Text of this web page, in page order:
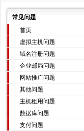
常见问题
首页
虚拟主机问题
域名注册问题
企业邮局问题
网站推广问题
其他问题
主机租用问题
数据库问题
支付问题